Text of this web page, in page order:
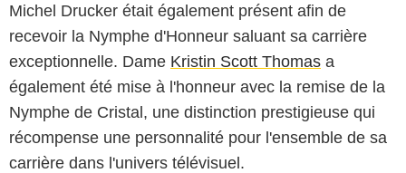
Michel Drucker était également présent afin de
recevoir la Nymphe d'Honneur saluant sa carrière
exceptionnelle. Dame Kristin Scott Thomas a
également été mise à l'honneur avec la remise de la
Nymphe de Cristal, une distinction prestigieuse qui
récompense une personnalité pour l'ensemble de sa
carrière dans l'univers télévisuel.